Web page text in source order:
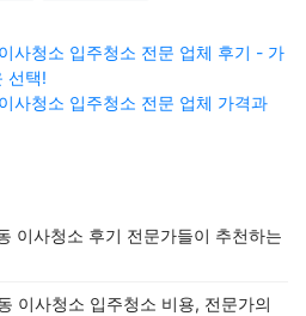
사청소 입주청소 전문 업체 후기 - 가
선택!
사청소 입주청소 전문 업체 가격과
이사청소 후기 전문가들이 추천하는
이사청소 입주청소 비용, 전문가의